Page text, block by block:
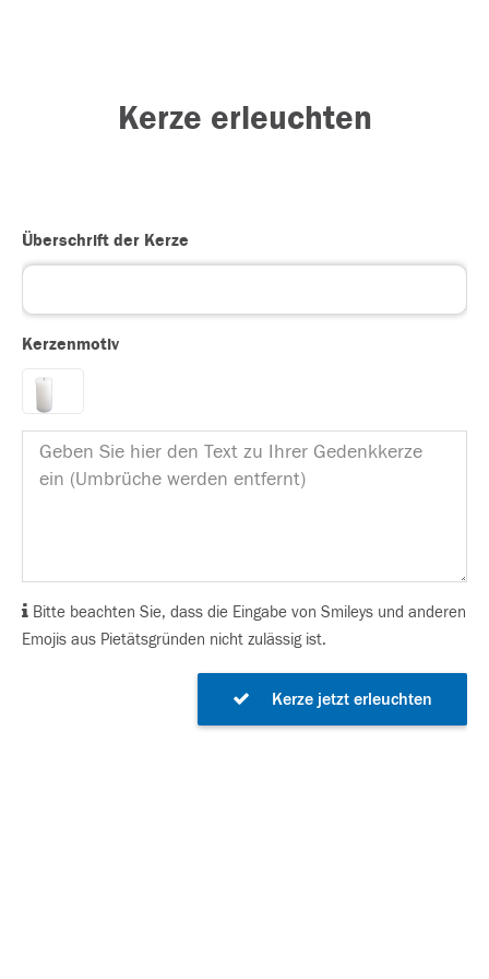
Kerze erleuchten
Überschrift der Kerze
Kerzenmotiv
Bitte beachten Sie, dass die Eingabe von Smileys und anderen
Emojis aus Pietätsgründen nicht zulässig ist.
Kerze jetzt erleuchten